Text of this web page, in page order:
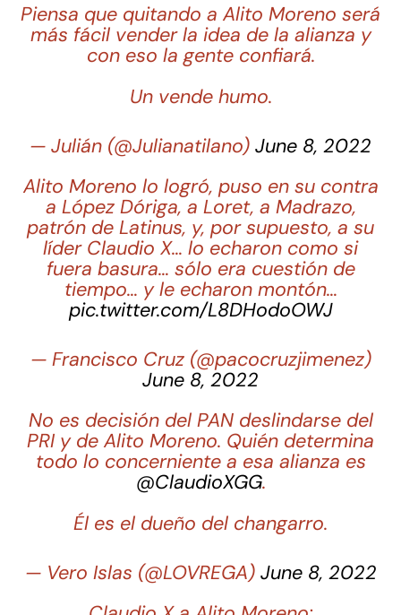
Piensa que quitando a Alito Moreno será
más fácil vender la idea de la alianza y
con eso la gente confiará.
Un vende humo.
— Julián (@Julianatilano) June 8, 2022
Alito Moreno lo logró, puso en su contra
a López Dóriga, a Loret, a Madrazo,
patrón de Latinus, y, por supuesto, a su
líder Claudio X… lo echaron como si
fuera basura… sólo era cuestión de
tiempo… y le echaron montón…
pic.twitter.com/L8DHodoOWJ
— Francisco Cruz (@pacocruzjimenez)
June 8, 2022
No es decisión del PAN deslindarse del
PRI y de Alito Moreno. Quién determina
todo lo concerniente a esa alianza es
@ClaudioXGG.
Él es el dueño del changarro.
— Vero Islas (@LOVREGA) June 8, 2022